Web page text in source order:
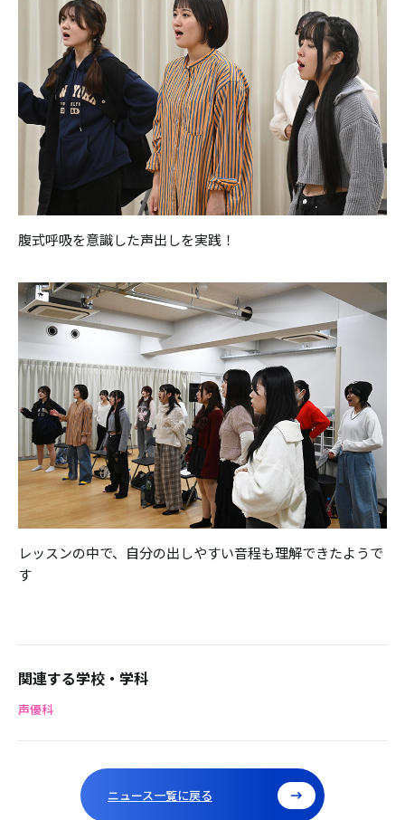
腹式呼吸を意識した声出しを実践！
レッスンの中で、自分の出しやすい音程も理解できたようで
す
関連する学校・学科
声優科
ニュース一覧に戻る